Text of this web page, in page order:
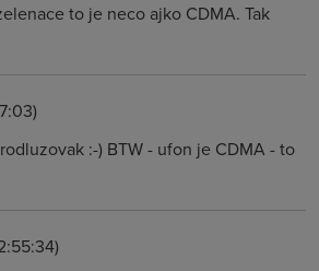
to je neco ajko CDMA. Tak
:-) BTW - ufon je CDMA - to